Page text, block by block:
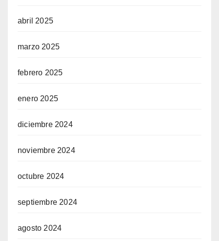
abril 2025
marzo 2025
febrero 2025
enero 2025
diciembre 2024
noviembre 2024
octubre 2024
septiembre 2024
agosto 2024